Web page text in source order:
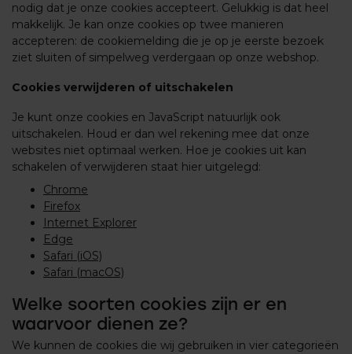
nodig dat je onze cookies accepteert. Gelukkig is dat heel
makkelijk. Je kan onze cookies op twee manieren
accepteren: de cookiemelding die je op je eerste bezoek
ziet sluiten of simpelweg verdergaan op onze webshop.
Cookies verwijderen of uitschakelen
Je kunt onze cookies en JavaScript natuurlijk ook
uitschakelen. Houd er dan wel rekening mee dat onze
websites niet optimaal werken. Hoe je cookies uit kan
schakelen of verwijderen staat hier uitgelegd:
Chrome
Firefox
Internet Explorer
Edge
Safari (iOS)
Safari (macOS)
Welke soorten cookies zijn er en
waarvoor dienen ze?
We kunnen de cookies die wij gebruiken in vier categorieën